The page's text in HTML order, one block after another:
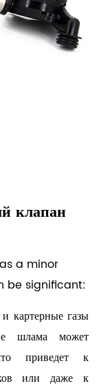
клапан
a minor
be significant:
и картерные газы
шлама может
приведет к
или даже к